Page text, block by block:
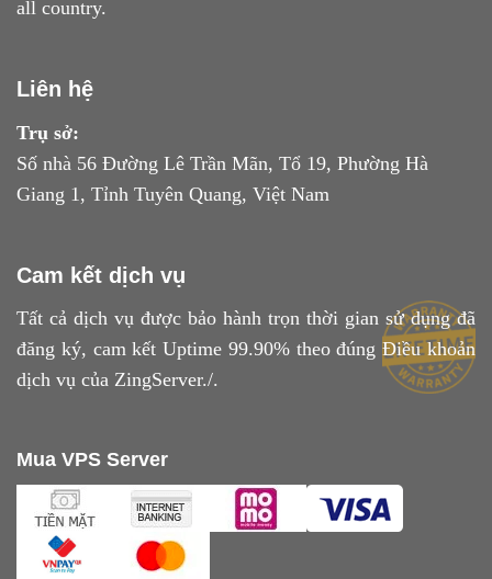
all country.
Liên hệ
Trụ sở:
Số nhà 56 Đường Lê Trần Mãn, Tổ 19, Phường Hà
Giang 1, Tỉnh Tuyên Quang, Việt Nam
Cam kết dịch vụ
Tất cả dịch vụ được bảo hành trọn thời gian sử dụng đã
đăng ký, cam kết Uptime 99.90% theo đúngĐiều khoản
dịch vụ của ZingServer./.
Mua VPS Server